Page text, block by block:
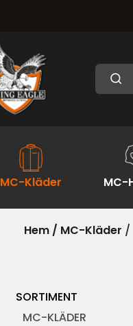
MC-Kläder MC-
Hem / MC-Kläder /
SORTIMENT
MC-KLÄDER